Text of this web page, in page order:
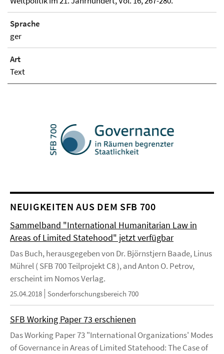
Sprache
ger
Art
Text
NEUIGKEITEN AUS DEM SFB 700
Sammelband "International Humanitarian Law in
Areas of Limited Statehood" jetzt verfügbar
Das Buch, herausgegeben von Dr. Björnstjern Baade, Linus
Mührel ( SFB 700 Teilprojekt C8 ), and Anton O. Petrov,
erscheint im Nomos Verlag.
25.04.2018 Sonderforschungsbereich 700
SFB Working Paper 73 erschienen
Das Working Paper 73 "International Organizations' Modes
of Governance in Areas of Limited Statehood: The Case of